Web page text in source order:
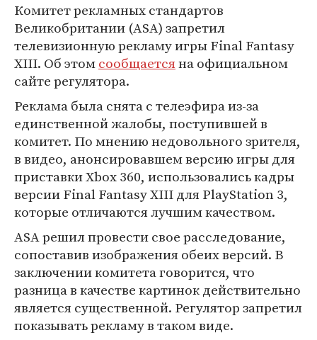
Комитет рекламных стандартов
Великобритании (ASA) запретил
телевизионную рекламу игры Final Fantasy
XIII. Об этомсообщаетсяна официальном
сайте регулятора.
Реклама была снята с телеэфира из-за
единственной жалобы, поступившей в
комитет. По мнению недовольного зрителя,
в видео, анонсировавшем версию игры для
приставки Xbox 360, использовались кадры
версии Final Fantasy XIII для PlayStation 3,
которые отличаются лучшим качеством.
ASA решил провести свое расследование,
сопоставив изображения обеих версий. В
заключении комитета говорится, что
разница в качестве картинок действительно
является существенной. Регулятор запретил
показывать рекламу в таком виде.